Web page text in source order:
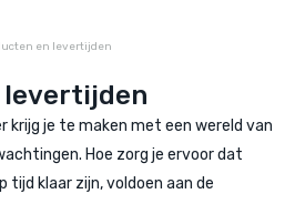
en levertijden
levertijden
krijg je te maken met een wereld van
Hoe zorg je ervoor dat
klaar zijn, voldoen aan de